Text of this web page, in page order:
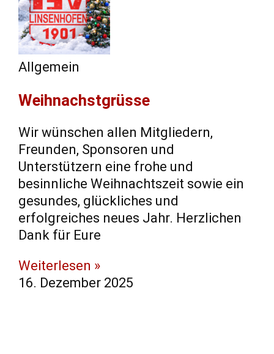
Allgemein
Weihnachstgrüsse
Wir wünschen allen Mitgliedern,
Freunden, Sponsoren und
Unterstützern eine frohe und
besinnliche Weihnachtszeit sowie ein
gesundes, glückliches und
erfolgreiches neues Jahr. Herzlichen
Dank für Eure
Weiterlesen »
16. Dezember 2025